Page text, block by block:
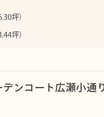
坪）
坪）
デンコート広瀬小通